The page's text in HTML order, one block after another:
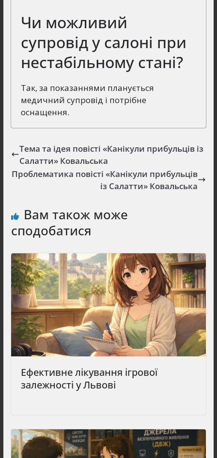
Чи можливий
супровід у салоні при
нестабільному стані?
Так, за показаннями планується
медичний супровід і потрібне
оснащення.
Тема та ідея повісті «Канікули прибульців із
Салатти» Ковальська
Проблематика повісті «Канікули прибульців
із Салатти» Ковальська
Вам також може
сподобатися
Ефективне лікування ігрової
залежності у Львові